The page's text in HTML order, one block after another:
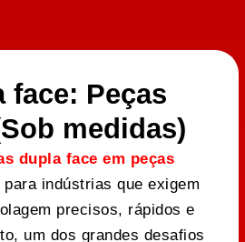
face: Peças
medidas)
dupla face em peças
para indústrias que exigem
precisos, rápidos e
um dos grandes desafios